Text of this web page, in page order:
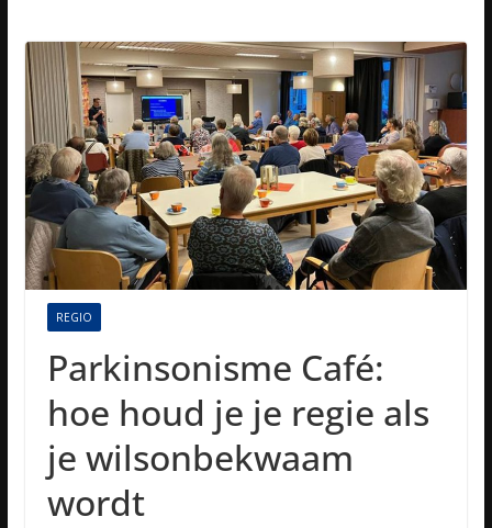
REGIO
Parkinsonisme Café:
hoe houd je je regie als
je wilsonbekwaam
wordt